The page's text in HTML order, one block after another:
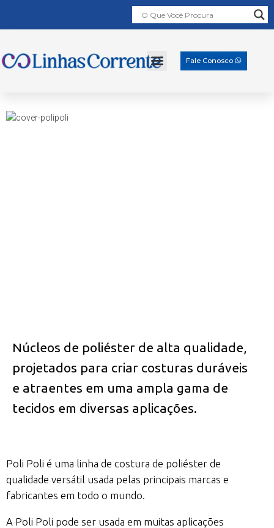
Fale Conosco
Núcleos de poliéster de alta qualidade,
projetados para criar costuras duráveis
e atraentes em uma ampla gama de
tecidos em diversas aplicações.
Poli Poli é uma linha de costura de poliéster de
qualidade versátil usada pelas principais marcas e
fabricantes em todo o mundo.
A Poli Poli pode ser usada em muitas aplicações